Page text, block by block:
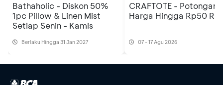
Bathaholic - Diskon 50%
1pc Pillow & Linen Mist
Setiap Senin - Kamis
Berlaku Hingga 31 Jan 2027
CRAFTOTE - Potongan
Harga Hingga Rp50
07 - 17 Agu 2026